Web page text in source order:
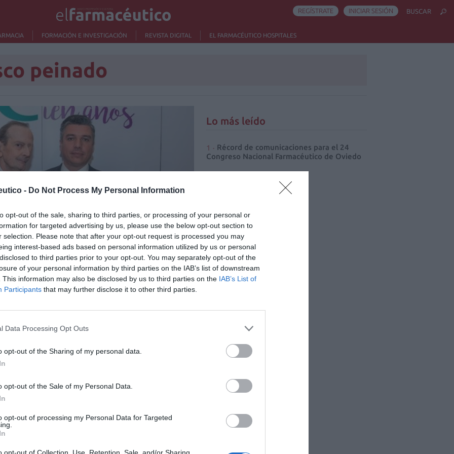
- Do Not Process My Personal Information
opt-out of the sale, sharing to third parties, or processing of your personal or
for targeted advertising by us, please use the below opt-out section to
selection. Please note that after your opt-out request is processed you may
interest-based ads based on personal information utilized by us or personal
to third parties prior to your opt-out. You may separately opt-out of the
of your personal information by third parties on the IAB’s list of downstream
This information may also be disclosed by us to third parties on the IAB’s List of
Participants that may further disclose it to other third parties.
Data Processing Opt Outs
opt-out of the Sharing of my personal data.
opt-out of the Sale of my Personal Data.
opt-out of processing my Personal Data for Targeted
opt-out of Collection, Use, Retention, Sale, and/or Sharing
FORMACIÓN E INVESTIGACIÓN REVISTA DIGITAL EL FARMACÉUTICO HOSPITALES
REGÍSTRATE INICIAR SESIÓN BUSCAR
peinado
nuevo
de Huelva
05/04/2019
Martínez ha dejado de ser el presidente del COF de
presentó una única candidatura de consenso,
La celebración de estos comicios se ha enmarcado
en las corporaciones farmacéuticas andaluzas,
cargo para el próximo 25 de abril.
Andalucía y el COF de Huelva
en formación e investigación
Lo más leído
Récord de comunicaciones para el 24
Congreso Nacional Farmacéutico de Oviedo